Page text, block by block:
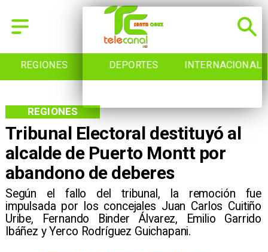
REGIONES DEPORTES INTERNACIONAL
Tribunal Electoral destituyó al
alcalde de Puerto Montt por
abandono de deberes
​Según el fallo del tribunal, la remoción fue
impulsada por los concejales Juan Carlos Cuitiño
Uribe, Fernando Binder Álvarez, Emilio Garrido
Ibáñez y Yerco Rodríguez Guichapani.
REGIONES